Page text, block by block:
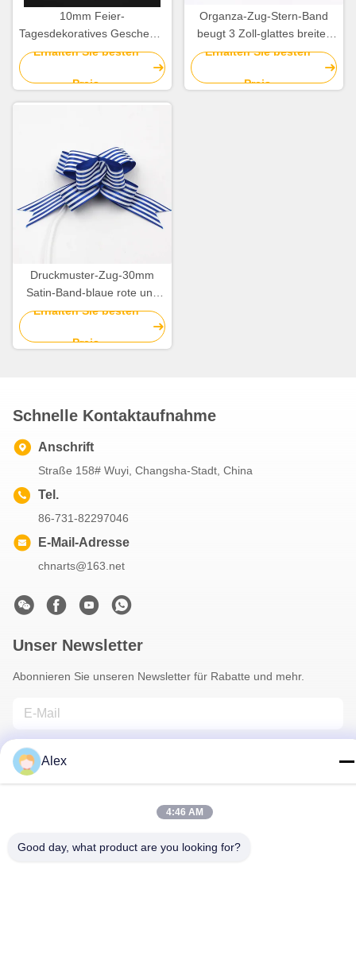
10mm Feier-
Tagesdekoratives Geschenk-
Verpackungs-Band-gelockter
Erhalten Sie besten
Preis
Organza-Zug-Stern-Band
beugt 3 Zoll-glattes breites
Weihnachtsband
Erhalten Sie besten
Preis
Druckmuster-Zug-30mm
Satin-Band-blaue rote und
weiße gestreifte
Erhalten Sie besten
Preis
Schnelle Kontaktaufnahme
Anschrift
Straße 158# Wuyi, Changsha-Stadt, China
Tel.
86-731-82297046
E-Mail-Adresse
chnarts@163.net
Unser Newsletter
Abonnieren Sie unseren Newsletter für Rabatte und mehr.
Kontakt Mit Uns
Alex
4:46 AM
Good day, what product are you looking for?